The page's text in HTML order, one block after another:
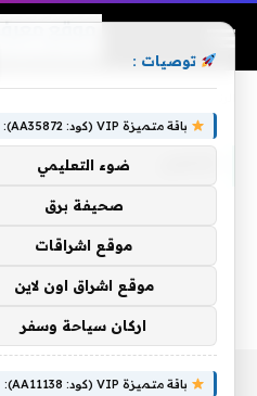
توصيات :
باقة متميزة VIP (كود: AA35872):
ضوء التعليمي
صحيفة برق
موقع اشراقات
موقع اشراق اون لاين
اركان سياحة وسفر
باقة متميزة VIP (كود: AA11138):